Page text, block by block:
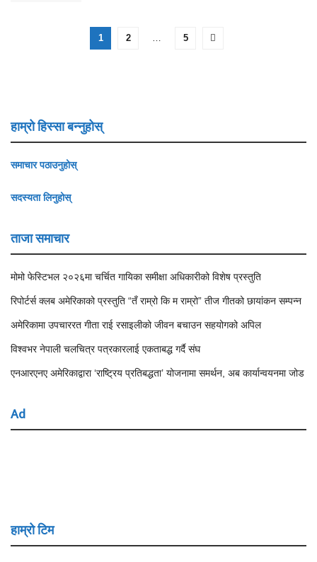
1 2 5
हाम्रो हिस्सा बन्नुहोस्
समाचार पठाउनुहोस्
सदस्यता लिनुहोस्
ताजा समाचार
मोमो फेस्टिभल २०२६मा चर्चित गायिका समीक्षा अधिकारीको विशेष प्रस्तुति
रिपोर्टर्स क्लब अमेरिकाको प्रस्तुति “तँ राम्रो कि म राम्रो” तीज गीतको छायांकन सम्पन्न
अमेरिकामा उपचाररत गीता राई रसाइलीको जीवन बचाउन सहयोगको अपिल
विश्वभर नेपाली चलचित्र पत्रकारलाई एकताबद्ध गर्दै संघ
एनआरएनए अमेरिकाद्वारा ‘राष्ट्रिय प्रतिबद्धता’ योजनामा समर्थन, अब कार्यान्वयनमा जोड
Ad
हाम्रो टिम